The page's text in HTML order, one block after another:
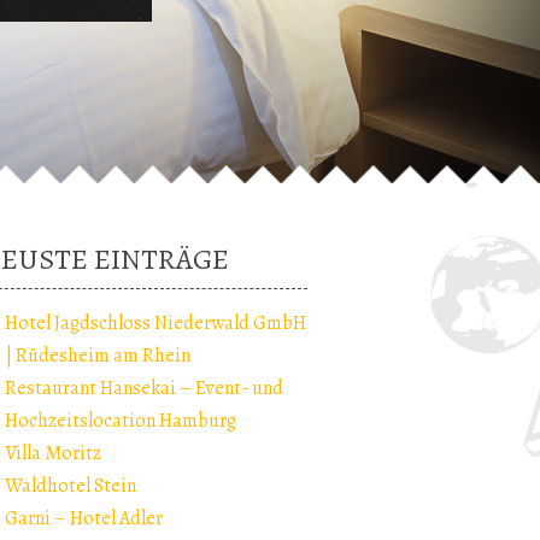
EINTRÄGE
Hotel Jagdschloss Niederwald GmbH
| Rüdesheim am Rhein
Restaurant Hansekai – Event- und
Hochzeitslocation Hamburg
Villa Moritz
Waldhotel Stein
Garni – Hotel Adler